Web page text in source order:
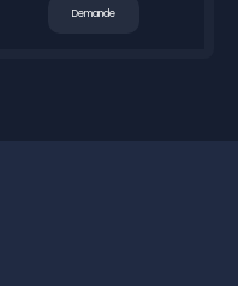
Demande